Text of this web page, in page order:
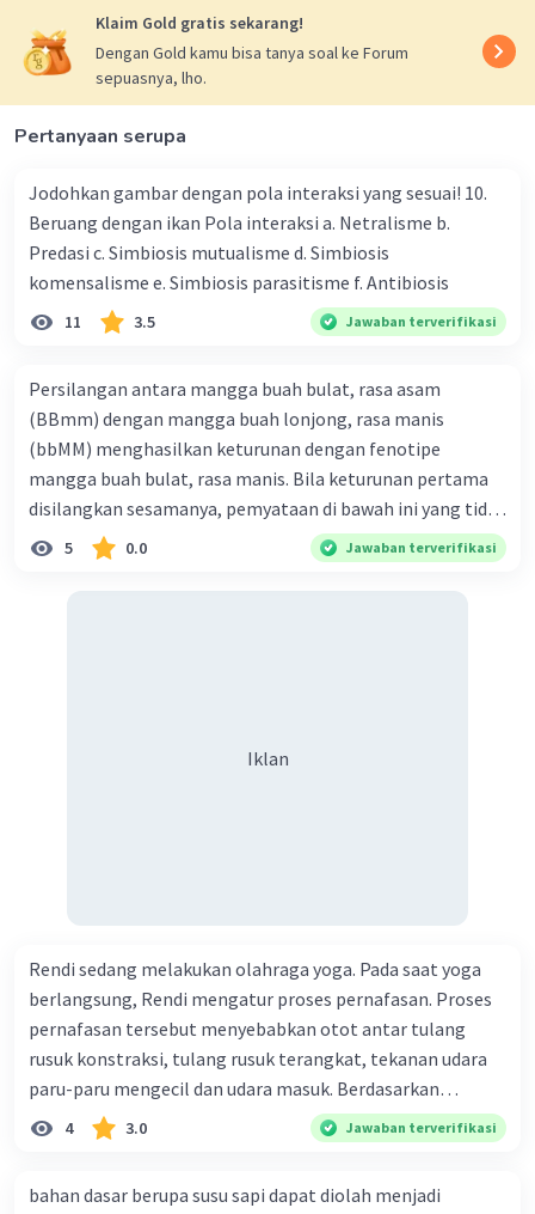
Klaim Gold gratis sekarang!
Dengan Gold kamu bisa tanya soal ke Forum
sepuasnya, lho.
Pertanyaan serupa
Jodohkan gambar dengan pola interaksi yang sesuai! 10.
Beruang dengan ikan Pola interaksi a. Netralisme b.
Predasi c. Simbiosis mutualisme d. Simbiosis
komensalisme e. Simbiosis parasitisme f. Antibiosis
11 3.5 Jawaban terverifikasi
Persilangan antara mangga buah bulat, rasa asam
(BBmm) dengan mangga buah lonjong, rasa manis
(bbMM) menghasilkan keturunan dengan fenotipe
mangga buah bulat, rasa manis. Bila keturunan pertama
disilangkan sesamanya, pemyataan di bawah ini yang tidak
benar mengenai keturunan yang dihasilkan dari
5 0.0 Jawaban terverifikasi
Iklan
Rendi sedang melakukan olahraga yoga. Pada saat yoga
berlangsung, Rendi mengatur proses pernafasan. Proses
pernafasan tersebut menyebabkan otot antar tulang
rusuk konstraksi, tulang rusuk terangkat, tekanan udara
paru-paru mengecil dan udara masuk. Berdasarkan
informasi tersebut, dapat disimpulkan bahwa Rendi
sedang melakukan proses pernafasan....
4 3.0 Jawaban terverifikasi
bahan dasar berupa susu sapi dapat diolah menjadi